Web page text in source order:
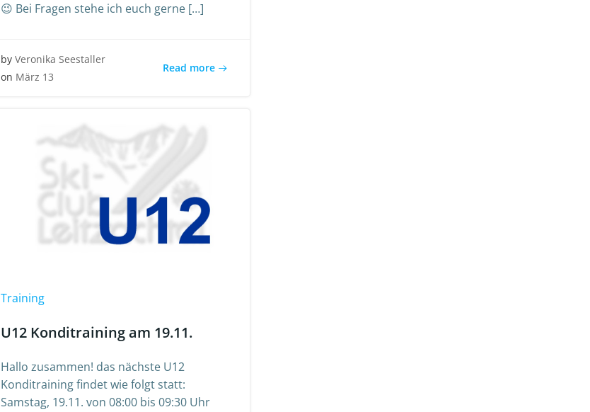
😉 Bei Fragen stehe ich euch gerne […]
by Veronika Seestaller
on März 13
Read more
Training
U12 Konditraining am 19.11.
Hallo zusammen! das nächste U12
Konditraining findet wie folgt statt:
Samstag, 19.11. von 08:00 bis 09:30 Uhr